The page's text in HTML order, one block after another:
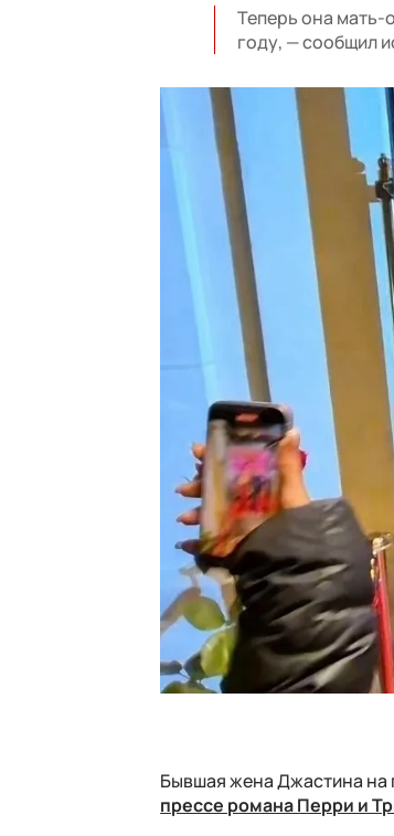
Теперь она мать-
году, — сообщил
Бывшая жена Джастина на
прессе романа Перри и